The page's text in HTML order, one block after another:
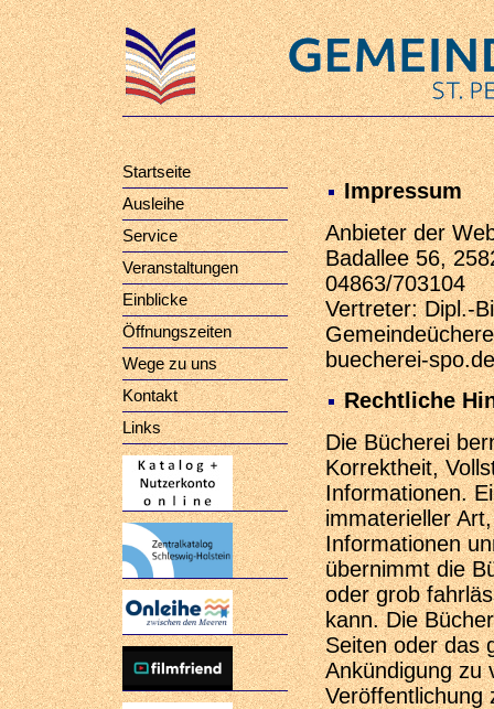
Startseite
Ausleihe
Service
Veranstaltungen
Einblicke
Öffnungszeiten
Wege zu uns
Kontakt
Links
Impressum
Anbieter der
Badallee 56,
04863/703104
Vertreter: Dipl.-
buecherei-spo.de
Rechtliche
Die Bücherei
Korrektheit,
Informationen.
immaterieller
Informationen
übernimmt die
oder grob
kann. Die
Seiten oder das
Ankündigung zu
Veröffentlichung